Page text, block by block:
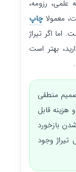
رزومه،
معمولاچاپ
اما اگر تیراژ
بهتر است
منطقی
هزینه قابل
بازخورد
وجود